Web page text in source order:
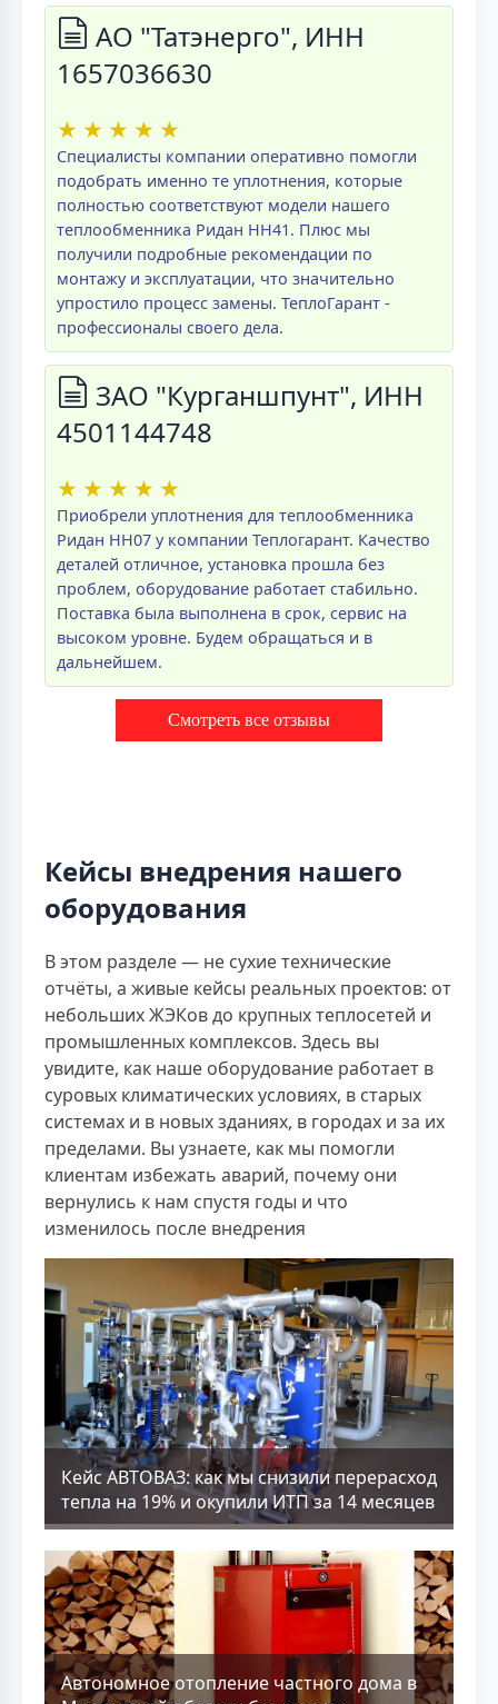
АО "Татэнерго", ИНН
1657036630
★ ★ ★ ★ ★
Специалисты компании оперативно помогли
подобрать именно те уплотнения, которые
полностью соответствуют модели нашего
теплообменника Ридан НН41. Плюс мы
получили подробные рекомендации по
монтажу и эксплуатации, что значительно
упростило процесс замены. ТеплоГарант -
профессионалы своего дела.
ЗАО "Курганшпунт", ИНН
4501144748
★ ★ ★ ★ ★
Приобрели уплотнения для теплообменника
Ридан НН07 у компании Теплогарант. Качество
деталей отличное, установка прошла без
проблем, оборудование работает стабильно.
Поставка была выполнена в срок, сервис на
высоком уровне. Будем обращаться и в
дальнейшем.
Смотреть все отзывы
Кейсы внедрения нашего
оборудования
В этом разделе — не сухие технические
отчёты, а живые кейсы реальных проектов: от
небольших ЖЭКов до крупных теплосетей и
промышленных комплексов. Здесь вы
увидите, как наше оборудование работает в
суровых климатических условиях, в старых
системах и в новых зданиях, в городах и за их
пределами. Вы узнаете, как мы помогли
клиентам избежать аварий, почему они
вернулись к нам спустя годы и что
изменилось после внедрения
Кейс АВТОВАЗ: как мы снизили перерасход
тепла на 19% и окупили ИТП за 14 месяцев
Aвтономное отопление частного дома в